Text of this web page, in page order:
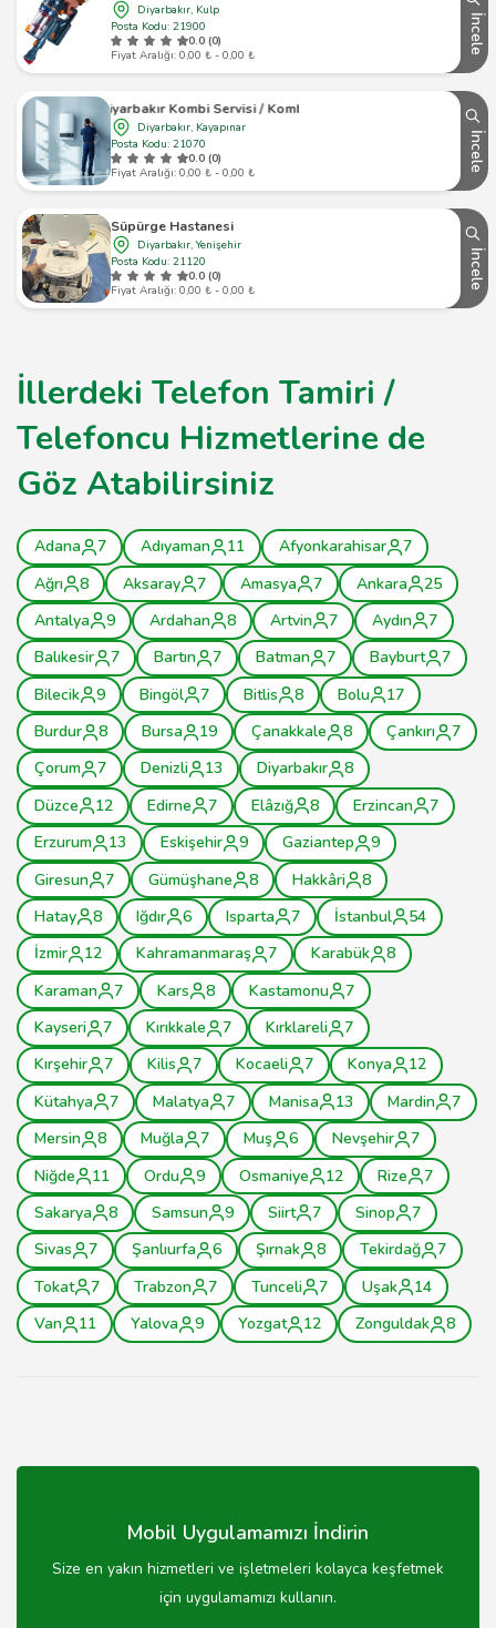
Diyarbakır, Kulp
Posta Kodu: 21900
0.0 (0)
Fiyat Aralığı: 0,00 ₺ - 0,00 ₺
İncele
Diyarbakır Kombi Servisi / Kombici
Diyarbakır, Kayapınar
Posta Kodu: 21070
0.0 (0)
Fiyat Aralığı: 0,00 ₺ - 0,00 ₺
İncele
Süpürge Hastanesi
Diyarbakır, Yenişehir
Posta Kodu: 21120
0.0 (0)
Fiyat Aralığı: 0,00 ₺ - 0,00 ₺
İncele
İllerdeki Telefon Tamiri /
Telefoncu Hizmetlerine de
Göz Atabilirsiniz
Adana 7 Adıyaman 11 Afyonkarahisar
7
Ağrı
8 Aksaray 7 Amasya 7 Ankara
25
Antalya
9 Ardahan 8 Artvin 7 Aydın
7
Balıkesir
7 Bartın 7 Batman 7 Bayburt
7
Bilecik
9 Bingöl 7 Bitlis 8 Bolu
17
Burdur
8 Bursa 19 Çanakkale 8 Çankırı
7
Çorum
7 Denizli 13 Diyarbakır
8
Düzce
12 Edirne 7 Elâzığ 8 Erzincan
7
Erzurum
13 Eskişehir 9 Gaziantep
9
Giresun
7 Gümüşhane 8 Hakkâri
8
Hatay
8 Iğdır 6 Isparta 7 İstanbul
54
İzmir
12 Kahramanmaraş 7 Karabük
8
Karaman
7 Kars 8 Kastamonu
7
Kayseri
7 Kırıkkale 7 Kırklareli
7
Kırşehir
7 Kilis 7 Kocaeli 7 Konya
12
Kütahya
7 Malatya 7 Manisa 13 Mardin
7
Mersin
8 Muğla 7 Muş 6 Nevşehir
7
Niğde
11 Ordu 9 Osmaniye 12 Rize
7
Sakarya
8 Samsun 9 Siirt 7 Sinop
7
Sivas
7 Şanlıurfa 6 Şırnak 8 Tekirdağ
7
Tokat
7 Trabzon 7 Tunceli 7 Uşak
14
Van
11 Yalova 9 Yozgat 12 Zonguldak 8
Mobil Uygulamamızı İndirin
Size en yakın hizmetleri ve işletmeleri kolayca keşfetmek
için uygulamamızı kullanın.